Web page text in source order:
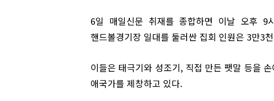
6일 매일신문 취재를 종합하면 이날 오후 9
핸드볼경기장 일대를 둘러싼 집회 인원은 3만3
이들은 태극기와 성조기, 직접 만든 팻말 등을
애국가를 제창하고 있다.